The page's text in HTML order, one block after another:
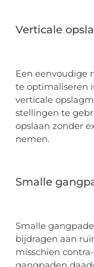
Verticale
Een eenvoudige
te optimaliseren
verticale
stellingen te
opslaan zonder
nemen.
Smalle
Smalle
bijdragen aan
misschien